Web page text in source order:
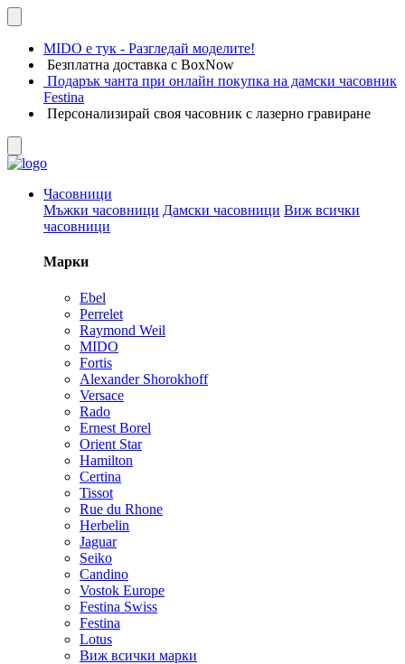
MIDO е тук - Разгледай моделите!
Безплатна доставка с BoxNow
Подарък чанта при онлайн покупка на дамски часовник
Festina
Персонализирай своя часовник с лазерно гравиране
Часовници
Мъжки часовници Дамски часовници Виж всички
часовници
Марки
Ebel
Perrelet
Raymond Weil
MIDO
Fortis
Alexander Shorokhoff
Versace
Rado
Ernest Borel
Orient Star
Hamilton
Certina
Tissot
Rue du Rhone
Herbelin
Jaguar
Seiko
Candino
Vostok Europe
Festina Swiss
Festina
Lotus
Виж всички марки